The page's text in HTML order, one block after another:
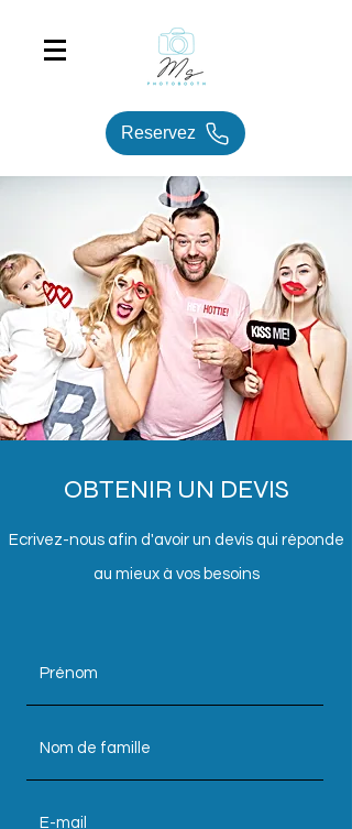
Reservez
OBTENIR UN DEVIS
Ecrivez-nous afin d'avoir un devis qui réponde
au mieux à vos besoins